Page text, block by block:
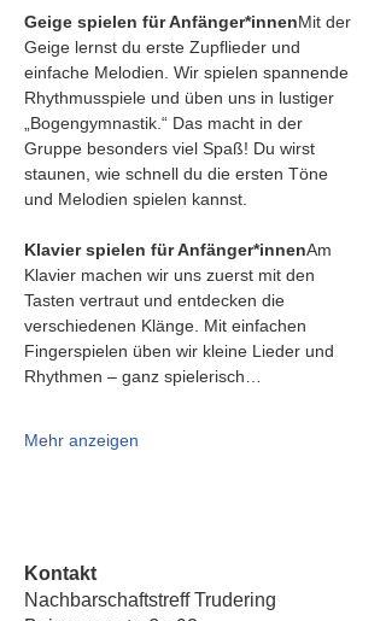
Geige spielen für Anfänger*innenMit der
Geige lernst du erste Zupflieder und
einfache Melodien. Wir spielen spannende
Rhythmusspiele und üben uns in lustiger
„Bogengymnastik.“ Das macht in der
Gruppe besonders viel Spaß! Du wirst
staunen, wie schnell du die ersten Töne
und Melodien spielen kannst.
Klavier spielen für Anfänger*innenAm
Klavier machen wir uns zuerst mit den
Tasten vertraut und entdecken die
verschiedenen Klänge. Mit einfachen
Fingerspielen üben wir kleine Lieder und
Rhythmen – ganz spielerisch…
Mehr anzeigen
Kontakt
Nachbarschaftstreff Trudering